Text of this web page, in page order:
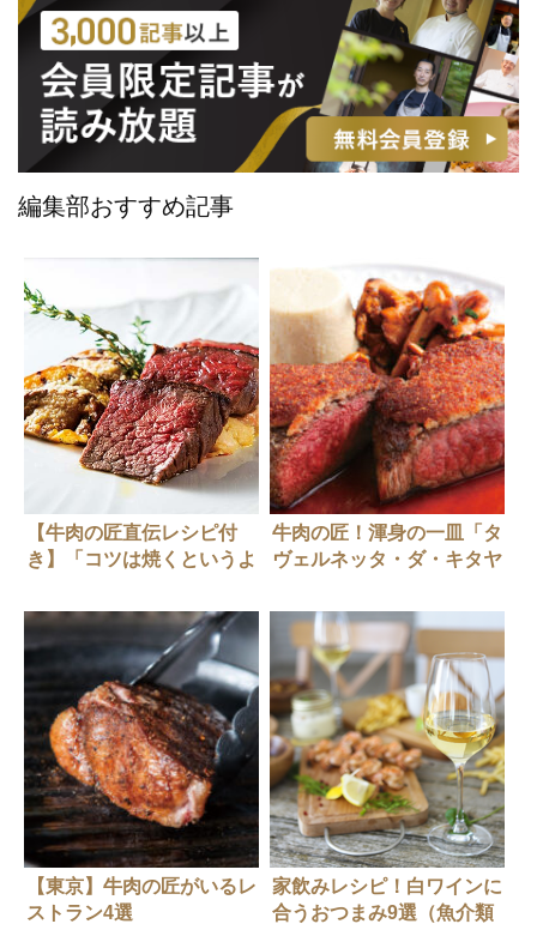
編集部おすすめ記事
【牛肉の匠直伝レシピ付
き】「コツは焼くというよ
ステッカの味わいを和牛で
追求。「トスカネリア」田
中祐介さん
牛肉の匠！渾身の一皿「タ
ヴェルネッタ・ダ・キタヤ
【東京】牛肉の匠がいるレ
ストラン4選
家飲みレシピ！白ワインに
合うおつまみ9選（魚介類